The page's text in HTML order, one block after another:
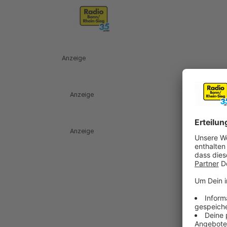
Anzeige
Anzeige
Anzeige